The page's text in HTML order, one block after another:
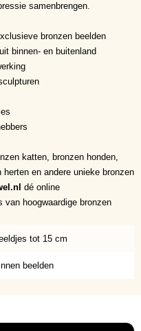
samenbrengen.
bronzen beelden
binnen- en buitenland
katten, bronzen honden,
en andere unieke bronzen
dé online
van hoogwaardige bronzen
tot 15 cm
beelden